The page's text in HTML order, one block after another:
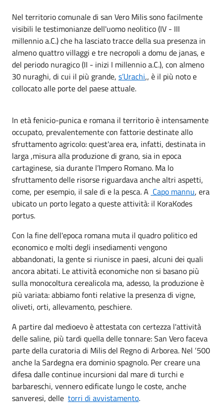
Nel territorio comunale di san Vero Milis sono facilmente
visibili le testimonianze dell'uomo neolitico (IV - III
millennio a.C.) che ha lasciato tracce della sua presenza in
almeno quattro villaggi e tre necropoli a domu de janas, e
del periodo nuragico (II - inizi I millennio a.C.), con almeno
30 nuraghi, di cui il più grande, s’Urachi,, è il più noto e
collocato alle porte del paese attuale.
In età fenicio-punica e romana il territorio è intensamente
occupato, prevalentemente con fattorie destinate allo
sfruttamento agricolo: quest'area era, infatti, destinata in
larga ,misura alla produzione di grano, sia in epoca
cartaginese, sia durante l’Impero Romano. Ma lo
sfruttamento delle risorse riguardava anche altri aspetti,
come, per esempio, il sale di e la pesca. A Capo mannu, era
ubicato un porto legato a queste attività: il KoraKodes
portus.
Con la fine dell'epoca romana muta il quadro politico ed
economico e molti degli insediamenti vengono
abbandonati, la gente si riunisce in paesi, alcuni dei quali
ancora abitati. Le attività economiche non si basano più
sulla monocoltura cerealicola ma, adesso, la produzione è
più variata: abbiamo fonti relative la presenza di vigne,
oliveti, orti, allevamento, peschiere.
A partire dal medioevo è attestata con certezza l'attività
delle saline, più tardi quella delle tonnare: San Vero faceva
parte della curatoria di Milis del Regno di Arborea. Nel ‘500
anche la Sardegna era dominio spagnolo. Per creare una
difesa dalle continue incursioni dal mare di turchi e
barbareschi, vennero edificate lungo le coste, anche
sanveresi, delle torri di avvistamento.